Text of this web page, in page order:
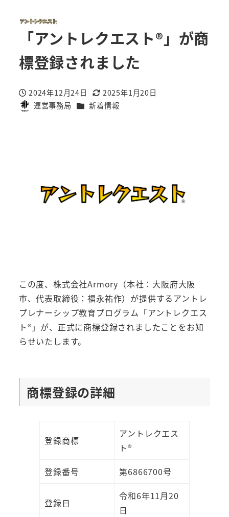
「アントレクエスト®」が商
標登録されました
投稿日
2024年12月24日
更新日
2025年1月20日
著
運営事務局 カテゴリー
新着情報
この度、株式会社Armory（本社：大阪府大阪
市、代表取締役：福永祐作）が提供するアントレ
プレナーシップ教育プログラム「アントレクエス
ト®」が、正式に商標登録されましたことをお知
らせいたします。
商標登録の詳細
登録商標
アントレクエス
ト®
登録番号
第6866700号
登録日
令和6年11月20
日